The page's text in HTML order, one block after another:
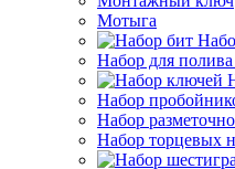
Мотыга
Набор для полива
Набор
Набор
Набор торцевых